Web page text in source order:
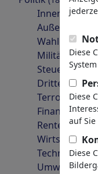
Innenpolitik
Außenpolitik
Wahlen
Militär &
Steuern
Dritte Welt
Terrorismus
Finanzen
Rente
Wirtschaft &
Technologie
Umwelt
Diese
Diese
auf
Diese